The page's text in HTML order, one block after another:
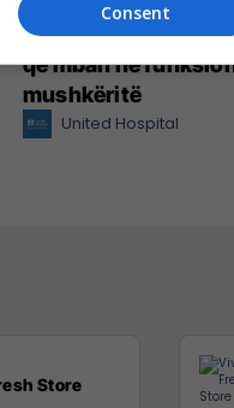
United Hospital me
që mban në
mushkëritë
United Hospital
Store
Consent